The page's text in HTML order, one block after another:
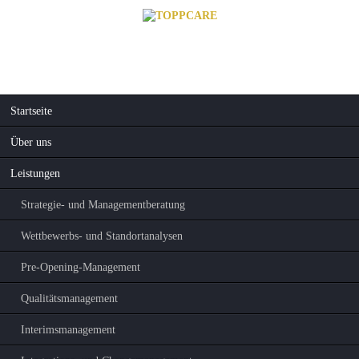
Startseite
Über uns
Leistungen
Strategie- und Managementberatung
Wettbewerbs- und Standortanalysen
Pre-Opening-Management
Qualitätsmanagement
Interimsmanagement